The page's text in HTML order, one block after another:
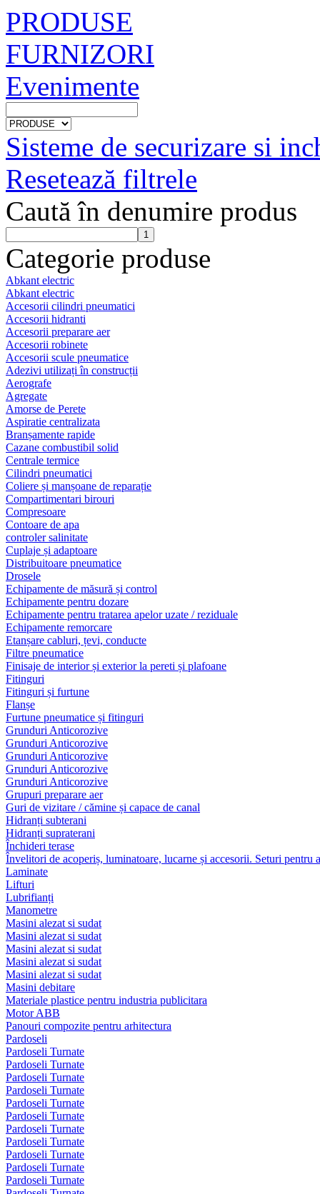
PRODUSE
FURNIZORI
Evenimente
Sisteme de securizare si
Resetează filtrele
Caută în denumire produs
Categorie produse
Abkant electric
Abkant electric
Accesorii cilindri pneumatici
Accesorii hidranti
Accesorii preparare aer
Accesorii robinete
Accesorii scule pneumatice
Adezivi utilizați în construcții
Aerografe
Agregate
Amorse de Perete
Aspiratie centralizata
Branșamente rapide
Cazane combustibil solid
Centrale termice
Cilindri pneumatici
Coliere și manșoane de reparație
Compartimentari birouri
Compresoare
Contoare de apa
controler salinitate
Cuplaje și adaptoare
Distribuitoare pneumatice
Drosele
Echipamente de măsură și control
Echipamente pentru dozare
Echipamente pentru tratarea apelor uzate / reziduale
Echipamente remorcare
Etanșare cabluri, țevi, conducte
Filtre pneumatice
Finisaje de interior și exterior la pereti și plafoane
Fitinguri
Fitinguri și furtune
Flanșe
Furtune pneumatice și fitinguri
Grunduri Anticorozive
Grunduri Anticorozive
Grunduri Anticorozive
Grunduri Anticorozive
Grunduri Anticorozive
Grupuri preparare aer
Guri de vizitare / cămine și capace de canal
Hidranți subterani
Hidranți supraterani
Închideri terase
Învelitori de acoperiș, luminatoare, lucarne și accesorii. Seturi pentru
Laminate
Lifturi
Lubrifianți
Manometre
Masini alezat si sudat
Masini alezat si sudat
Masini alezat si sudat
Masini alezat si sudat
Masini alezat si sudat
Masini debitare
Materiale plastice pentru industria publicitara
Motor ABB
Panouri compozite pentru arhitectura
Pardoseli
Pardoseli Turnate
Pardoseli Turnate
Pardoseli Turnate
Pardoseli Turnate
Pardoseli Turnate
Pardoseli Turnate
Pardoseli Turnate
Pardoseli Turnate
Pardoseli Turnate
Pardoseli Turnate
Pardoseli Turnate